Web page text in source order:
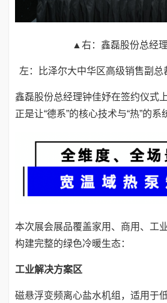
▲右：鑫磊股份总经
左：比泽尔大中华区高级销售副总
鑫磊股份总经理钟佳妤在签约仪式
正是让“德系”的核心技术与“热”的系
本次展会展品覆盖家用、商用、工
构建完整的绿色冷暖生态：
工业解决方案区
磁悬浮变频离心盐水机组，适用于